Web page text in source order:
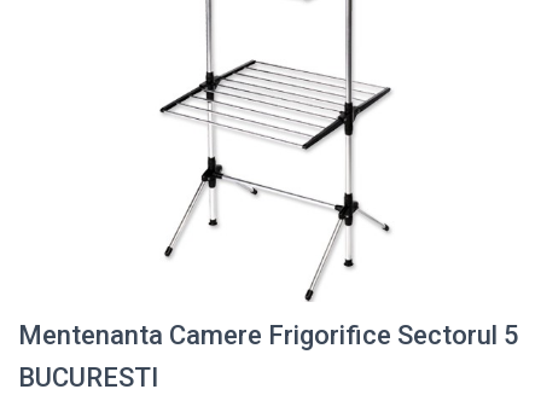
Mentenanta Camere Frigorifice Sectorul 5
BUCURESTI